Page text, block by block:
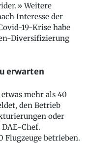
Weitere
Interesse der
19-Krise habe
Diversifizierung
erwarten
mehr als 40
den Betrieb
oder
Chef.
Flugzeuge betrieben.